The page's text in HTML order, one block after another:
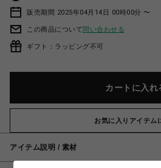
販売期間 2025年04月14日 00時00分 〜
この商品について問い合わせる
ギフト：ラッピング不可
カートに入れ
お気に入りアイテム
アイテム説明 / 素材